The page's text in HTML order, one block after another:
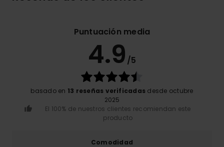
Puntuación media
4.9 /5
basado en 13 reseñas verificadas desde octubre
2025
El 100% de nuestros clientes recomiendan este
producto
Comodidad